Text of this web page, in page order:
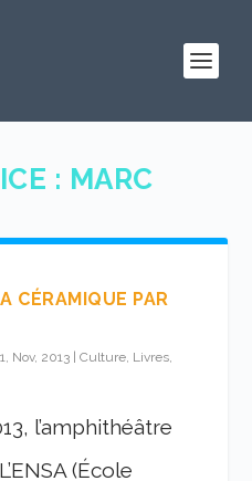
: MARC
CÉRAMIQUE PAR
Nov, 2013 |Culture, Livres,
l’amphithéâtre
(École